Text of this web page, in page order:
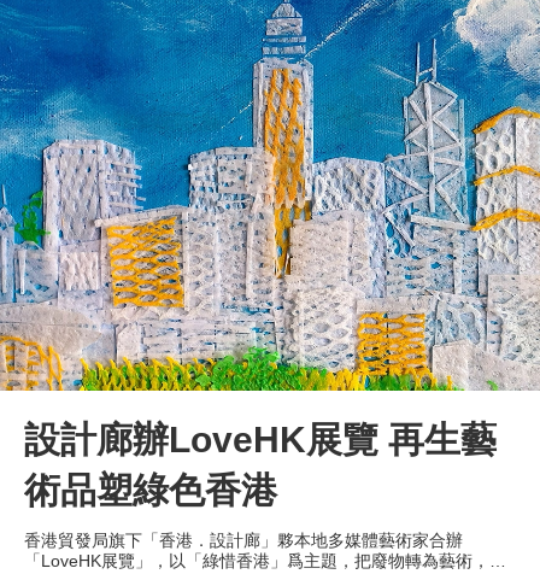
設計廊辦LoveHK展覽 再生藝
術品塑綠色香港
香港貿發局旗下「香港．設計廊」夥本地多媒體藝術家合辦
「LoveHK展覽」，以「綠惜香港」爲主題，把廢物轉為藝術，呈